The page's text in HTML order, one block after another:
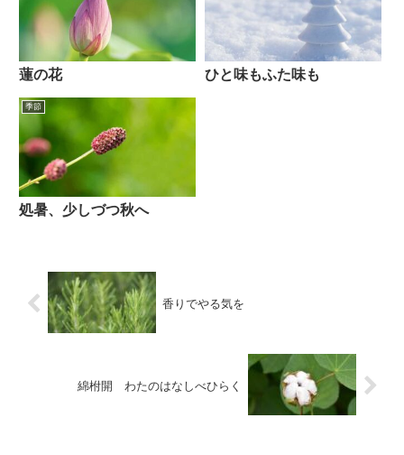
蓮の花 ひと味もふた味も
季節
処暑、少しづつ秋へ
香りでやる気を
綿柎開 わたのはなしべひらく